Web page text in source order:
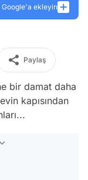
Google'a ekleyin
Paylaş
bir damat daha
kapısından